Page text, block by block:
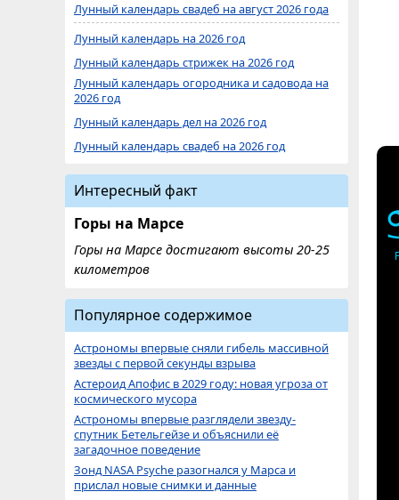
Лунный календарь свадеб на август 2026 года
Лунный календарь на 2026 год
Лунный календарь стрижек на 2026 год
Лунный календарь огородника и садовода на
2026 год
Лунный календарь дел на 2026 год
Лунный календарь свадеб на 2026 год
Интересный факт
Горы на Марсе
Горы на Марсе достигают высоты 20-25
километров
Популярное содержимое
Астрономы впервые сняли гибель массивной
звезды с первой секунды взрыва
Астероид Апофис в 2029 году: новая угроза от
космического мусора
Астрономы впервые разглядели звезду-
спутник Бетельгейзе и объяснили её
загадочное поведение
Зонд NASA Psyche разогнался у Марса и
прислал новые снимки и данные